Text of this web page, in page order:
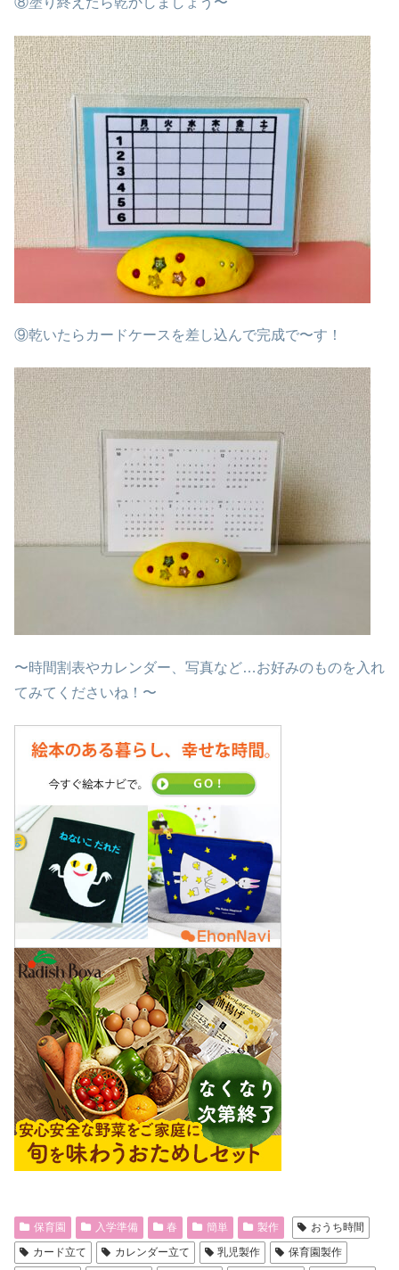
⑨乾いたらカードケースを差し込んで完成で〜す！
〜時間割表やカレンダー、写真など…お好みのものを入れ
てみてくださいね！〜
保育園 入学準備 春 簡単 製作
おうち時間
カード立て
カレンダー立て 乳児製作
保育園製作